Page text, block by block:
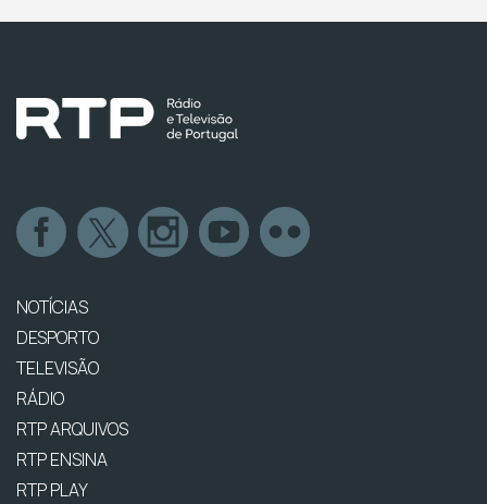
NOTÍCIAS
DESPORTO
TELEVISÃO
RÁDIO
RTP ARQUIVOS
RTP ENSINA
RTP PLAY